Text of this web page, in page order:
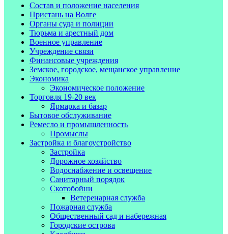
Состав и положение населения
Пристань на Волге
Органы суда и полиции
Тюрьма и арестный дом
Военное управление
Учреждение связи
Финансовые учреждения
Земское, городское, мещанское управление
Экономика
Экономическое положение
Торговля 19-20 век
Ярмарка и базар
Бытовое обслуживание
Ремесло и промышленность
Промыслы
Застройка и благоустройство
Застройка
Дорожное хозяйство
Водоснабжение и освещение
Санитарный порядок
Скотобойни
Ветеренарная служба
Пожарная служба
Общественный сад и набережная
Городские острова